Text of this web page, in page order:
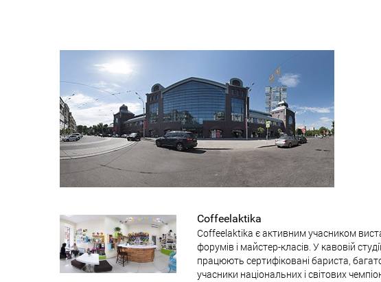
Coffeelaktika
Coffeelaktika є активним учасником
форумів і майстер-класів. У кавовій
працюють сертифіковані бариста,
учасники національних і світових